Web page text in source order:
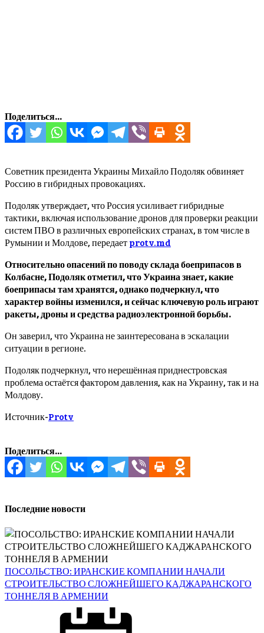
Поделиться...
Советник президента Украины Михайло Подоляк обвиняет
Россию в гибридных провокациях.
Подоляк утверждает, что Россия усиливает гибридные
тактики, включая использование дронов для проверки реакции
систем ПВО в различных европейских странах, в том числе в
Румынии и Молдове, передаетprotv.md
Относительно опасений по поводу склада боеприпасов в
Колбасне, Подоляк отметил, что Украина знает, какие
боеприпасы там хранятся, однако подчеркнул, что
характер войны изменился, и сейчас ключевую роль играют
ракеты, дроны и средства радиоэлектронной борьбы.
Он заверил, что Украина не заинтересована в эскалации
ситуации в регионе.
Подоляк подчеркнул, что нерешённая приднестровская
проблема остаётся фактором давления, как на Украину, так и на
Молдову.
Источник-Protv
Поделиться...
Последние новости
ПОСОЛЬСТВО: ИРАНСКИЕ КОМПАНИИ НАЧАЛИ
СТРОИТЕЛЬСТВО СЛОЖНЕЙШЕГО КАДЖАРАНСКОГО
ТОННЕЛЯ В АРМЕНИИ